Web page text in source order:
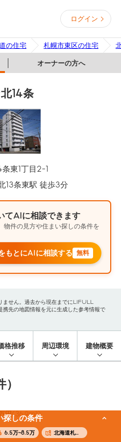
ログイン
の住宅 札幌市東区の住宅
オーナーの方へ
探しの条件
6.5万~8.5万 北海道札幌市東区
14条
東1丁目2-1
13条東駅 徒歩3分
てAIに相談できます
物件の見方や住まい探しの条件を
もとにAIに相談する 無料
ません。過去から現在までにLIFULL
先の地図情報を元に生成した参考情報で
格推移 周辺環境 建物概要
万円(36.9m²)